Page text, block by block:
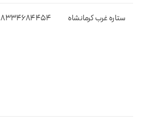
ستاره غرب کرمانشاه ۸۳۳۴۶۸۴۴۵۴